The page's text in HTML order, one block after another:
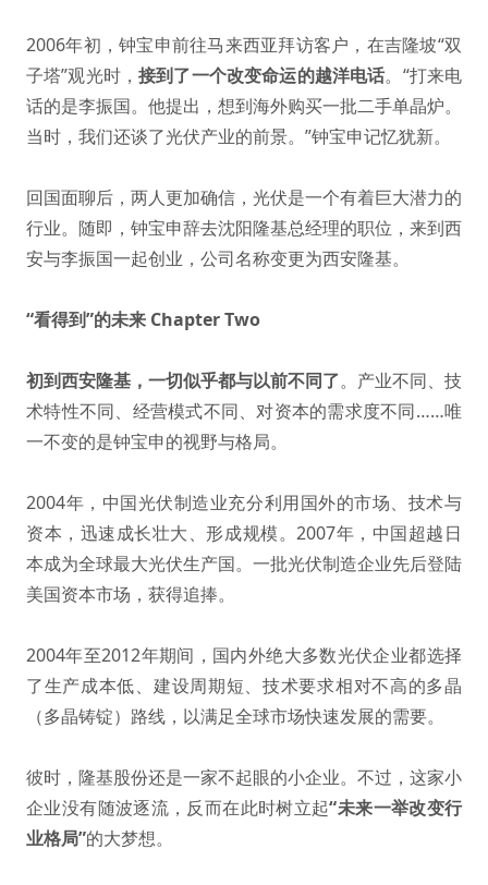
2006年初，钟宝申前往马来西亚拜访客户，在吉隆坡“双
子塔”观光时，接到了一个改变命运的越洋电话。“打来电
话的是李振国。他提出，想到海外购买一批二手单晶炉。
当时，我们还谈了光伏产业的前景。”钟宝申记忆犹新。
回国面聊后，两人更加确信，光伏是一个有着巨大潜力的
行业。随即，钟宝申辞去沈阳隆基总经理的职位，来到西
安与李振国一起创业，公司名称变更为西安隆基。
“看得到”的未来 Chapter Two
初到西安隆基，一切似乎都与以前不同了。产业不同、技
术特性不同、经营模式不同、对资本的需求度不同……唯
一不变的是钟宝申的视野与格局。
2004年，中国光伏制造业充分利用国外的市场、技术与
资本，迅速成长壮大、形成规模。2007年，中国超越日
本成为全球最大光伏生产国。一批光伏制造企业先后登陆
美国资本市场，获得追捧。
2004年至2012年期间，国内外绝大多数光伏企业都选择
了生产成本低、建设周期短、技术要求相对不高的多晶
（多晶铸锭）路线，以满足全球市场快速发展的需要。
彼时，隆基股份还是一家不起眼的小企业。不过，这家小
企业没有随波逐流，反而在此时树立起“未来一举改变行
业格局”的大梦想。